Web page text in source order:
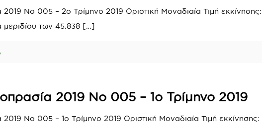
2019 Νο 005 – 2ο Τρίμηνο 2019 Οριστική Μοναδιαία Τιμή
των 45.838[…]
2019 Νο 005 – 1ο Τρίμηνο 2019
2019 Νο 005 – 1ο Τρίμηνο 2019 Οριστική Μοναδιαία Τιμή